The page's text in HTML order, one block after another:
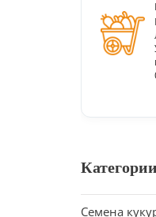
Семена